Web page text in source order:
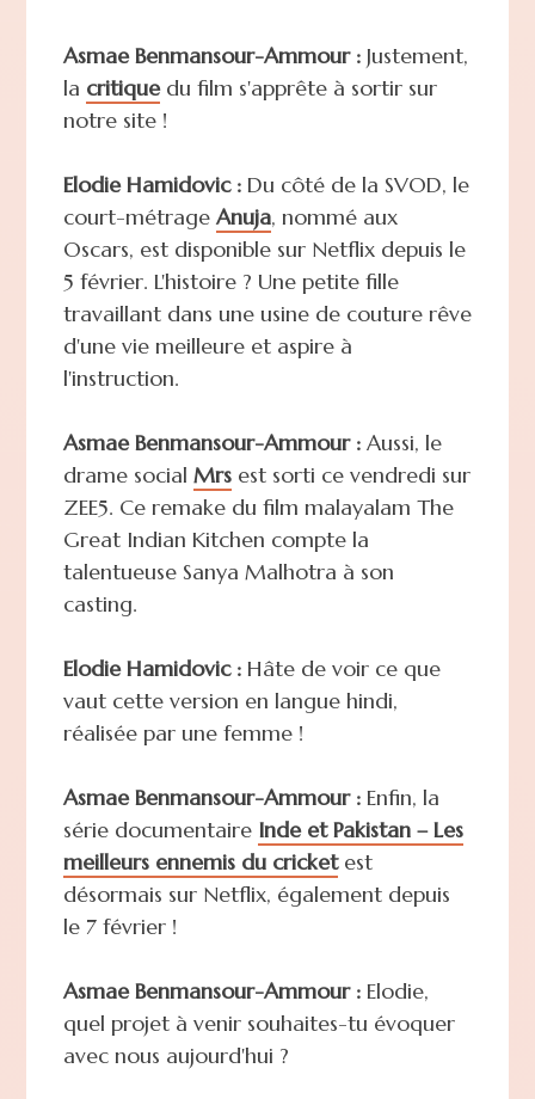
Asmae Benmansour-Ammour :Justement,
la critiquedu film s'apprête à sortir sur
notre site !
Elodie Hamidovic :Du côté de la SVOD, le
court-métrage Anuja, nommé aux
Oscars, est disponible sur Netflix depuis le
5 février. L'histoire ? Une petite fille
travaillant dans une usine de couture rêve
d'une vie meilleure et aspire à
l'instruction.
Asmae Benmansour-Ammour :Aussi, le
drame social Mrsest sorti ce vendredi sur
ZEE5. Ce remake du film malayalam The
Great Indian Kitchen compte la
talentueuse Sanya Malhotra à son
casting.
Elodie Hamidovic :Hâte de voir ce que
vaut cette version en langue hindi,
réalisée par une femme !
Asmae Benmansour-Ammour :Enfin, la
série documentaire Inde et Pakistan – Les
meilleurs ennemis du cricketest
désormais sur Netflix, également depuis
le 7 février !
Asmae Benmansour-Ammour :Elodie,
quel projet à venir souhaites-tu évoquer
avec nous aujourd'hui ?